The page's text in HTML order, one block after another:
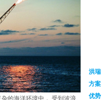
洪瑞
方案
优势